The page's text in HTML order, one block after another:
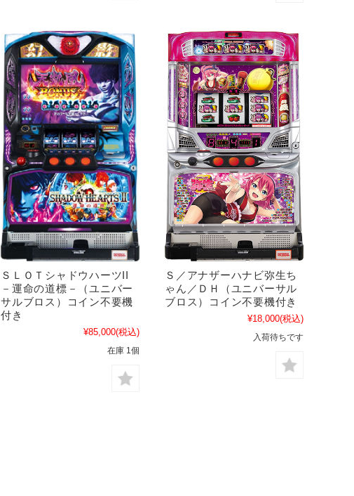
ＳＬＯＴシャドウハーツII
－運命の道標－（ユニバー
サルブロス）コイン不要機
付き
¥85,000(税込)
在庫 1個
Ｓ／アナザーハナビ弥生ち
ゃん／ＤＨ（ユニバーサル
ブロス）コイン不要機付き
¥18,000(税込)
入荷待ちです